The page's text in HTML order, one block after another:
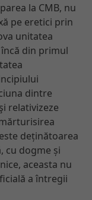
la CMB, nu
pe eretici prin
unitatea
din primul
dintre
relativizeze
deținătoarea
cu dogme și
aceasta nu
a întregii